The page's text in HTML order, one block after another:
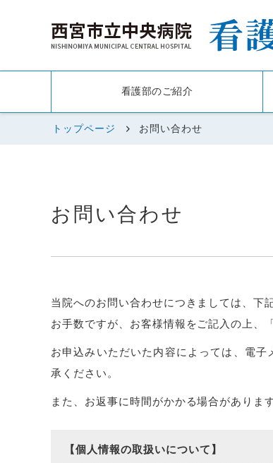
看護部のご紹介
トップページ お問い合わせ
お問い合わせ
当院へのお問い合わせにつきましては、下
お手数ですが、お客様情報をご記入の上、
お申込みいただいた内容によっては、電
承ください。
また、お返事に時間がかかる場合がありま
【個人情報の取扱いについて】